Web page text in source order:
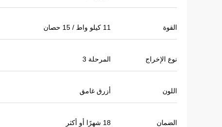
القوة 11 كيلو واط / 15 حصان
نوع الإخراج المرحلة 3
اللون أزرق غامق
الضمان 18 شهرًا أو أكثر